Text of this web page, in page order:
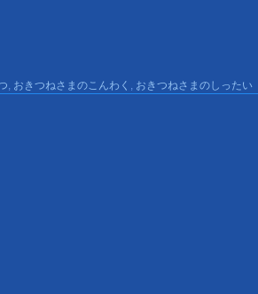
, おきつねさまのこんわく , おきつねさまのしったい